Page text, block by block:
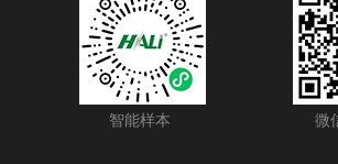
智能样本 微